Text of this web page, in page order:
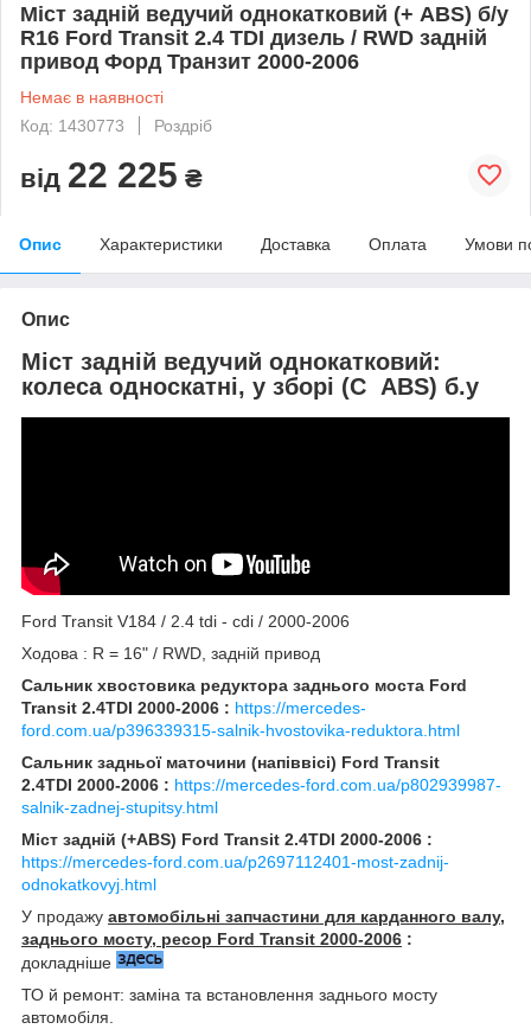
Міст задній ведучий однокатковий (+ ABS) б/у
R16 Ford Transit 2.4 TDI дизель / RWD задній
привод Форд Транзит 2000-2006
Немає в наявності
Код: 1430773
Роздріб
від 22 225 ₴
Опис Характеристики Доставка Оплата Умови
Опис
Міст задній ведучий однокатковий:
колеса односкатні, у зборі (С ABS) б.у
Ford Transit V184 / 2.4 tdi - cdi / 2000-2006
Ходова : R = 16" / RWD, задній привод
Сальник хвостовика редуктора заднього моста Ford
Transit 2.4TDI 2000-2006 : https://mercedes-
ford.com.ua/p396339315-salnik-hvostovika-reduktora.html
Сальник задньої маточини (напіввісі) Ford Transit
2.4TDI 2000-2006 : https://mercedes-ford.com.ua/p802939987-
salnik-zadnej-stupitsy.html
Міст задній (+ABS) Ford Transit 2.4TDI 2000-2006 :
https://mercedes-ford.com.ua/p2697112401-most-zadnij-
odnokatkovyj.html
У продажу автомобільні запчастини для карданного валу,
заднього мосту, ресор Ford Transit 2000-2006 :
докладніше
ТО й ремонт: заміна та встановлення заднього мосту
автомобіля.